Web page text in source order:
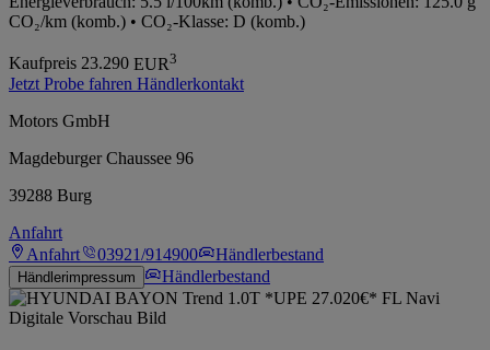
CO₂/km (komb.) • CO₂-Klasse: D (komb.)
Kaufpreis 23.290 EUR3
Jetzt Probe fahren Händlerkontakt
Motors GmbH
Magdeburger Chaussee 96
39288 Burg
Anfahrt
Anfahrt
03921/914900 Händlerbestand
Händlerimpressum Händlerbestand